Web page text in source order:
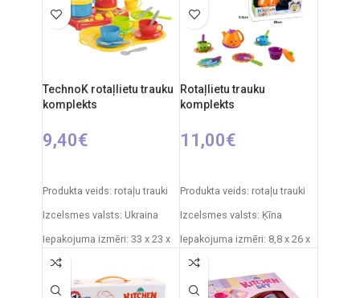
gadiem.
gadiem.
TechnoK rotaļlietu trauku
komplekts
9,40€
Produkta veids: rotaļu trauki
Izcelsmes valsts: Ukraina
Iepakojuma izmēri: 33 x 23 x
Produkta materiāls:
plastmasa
Rotaļlietu trauku
komplekts
11,00€
Produkta veids: rotaļu trauki
Izcelsmes valsts: Ķīna
Iepakojuma izmēri: 8,8 x 26 x
Produkta materiāls:
plastmasa